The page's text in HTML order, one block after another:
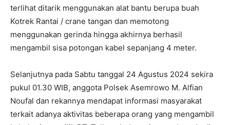
terlihat ditarik menggunakan alat bantu berupa buah
Kotrek Rantai / crane tangan dan memotong
menggunakan gerinda hingga akhirnya berhasil
mengambil sisa potongan kabel sepanjang 4 meter.
Selanjutnya pada Sabtu tanggal 24 Agustus 2024 sekira
pukul 01.30 WIB, anggota Polsek Asemrowo M. Alfian
Noufal dan rekannya mendapat informasi masyarakat
terkait adanya aktivitas beberapa orang yang mengambil